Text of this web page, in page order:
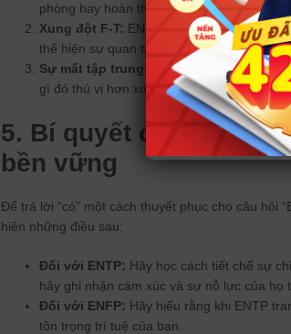
phòng hay hoàn thành bài tập về nhà
Xung đột F-T: ENFP cần sự khẳng định
thể hiện sự quan tâm. Điều này dễ dẫn
Sự mất tập trung:
Vì đều yêu thích cái
gì đó thú vị hơn xuất hiện.
5. Bí quyết để ENFP
bền vững
Để trả lời “có” một cách thuyết phục cho câu hỏi
hiện những điều sau:
Đối với ENTP: Hãy học cách tiết chế sự
hãy ghi nhận cảm xúc và sự nỗ lực của họ
Đối với ENFP: Hãy hiểu rằng khi ENTP
tôn trọng trí tuệ của bạn.